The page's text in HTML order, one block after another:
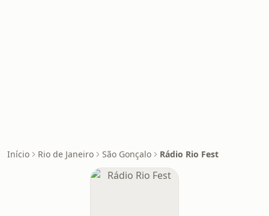
Início Rio de Janeiro São Gonçalo Rádio Rio Fest